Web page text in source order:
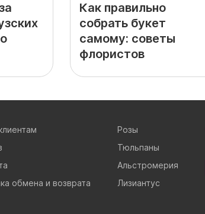
Как правильно
собрать букет
самому: советы
флористов
обмена и возврата
Розы
Тюльпаны
Альстромерия
Лизиантус